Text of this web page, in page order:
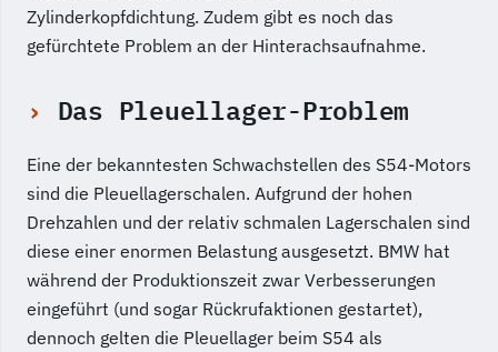
Zylinderkopfdichtung. Zudem gibt es noch das
gefürchtete Problem an der Hinterachsaufnahme.
Das Pleuellager-Problem
Eine der bekanntesten Schwachstellen des S54-Motors
sind die Pleuellagerschalen. Aufgrund der hohen
Drehzahlen und der relativ schmalen Lagerschalen sind
diese einer enormen Belastung ausgesetzt. BMW hat
während der Produktionszeit zwar Verbesserungen
eingeführt (und sogar Rückrufaktionen gestartet),
dennoch gelten die Pleuellager beim S54 als